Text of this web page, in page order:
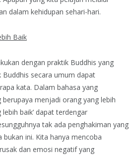
dalam kehidupan sehari-hari.
Baik
dengan praktik Buddhis yang
Buddhis secara umum dapat
kata. Dalam bahasa yang
berupaya menjadi orang yang lebih
lebih baik’ dapat terdengar
tak ada penghakiman yang
bukan ini. Kita hanya mencoba
dan emosi negatif yang